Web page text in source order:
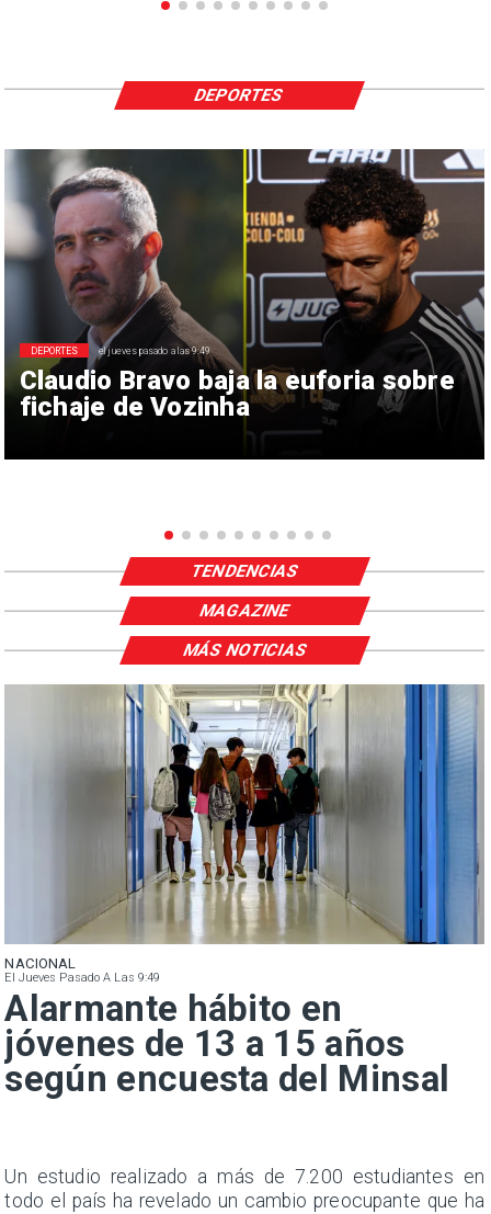
Claudio Bravo baja la euforia sobre
fichaje de Vozinha
DEPORTES el jueves pasado a las 9:49
DEPORTES
TENDENCIAS
MAGAZINE
NACIONAL
El Jueves Pasado A Las 9:49
Alarmante hábito en
jóvenes de 13 a 15 años
según encuesta del Minsal
Un estudio realizado a más de 7.200 estudiantes en
todo el país ha revelado un cambio preocupante que ha
MÁS NOTICIAS